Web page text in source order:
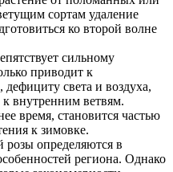
сортам удаление
ко второй волне
сильному
приводит к
дефициту света и воздуха,
к внутренним ветвям.
время, становится частью
к зимовке.
розы определяются в
региона. Однако